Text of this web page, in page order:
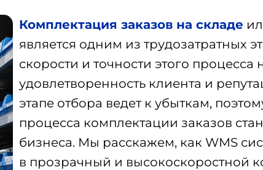
Комплектация заказов на складе
является одним из трудозатратных
скорости и точности этого
удовлетворенность клиента и
этапе отбора ведет к убыткам,
процесса комплектации заказов
бизнеса. Мы расскажем, как WMS
в прозрачный и высокоскоростной